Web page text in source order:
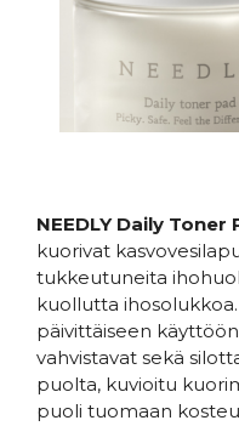
NEEDLY Daily Toner
kuorivat
tukkeutuneita
kuollutta
päivittäiseen
vahvistavat sekä
puolta, kuvioitu
puoli tuomaan